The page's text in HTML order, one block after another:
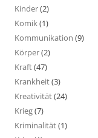
Kinder(2)
Komik(1)
Kommunikation (9)
Körper(2)
Kraft(47)
Krankheit(3)
Kreativität(24)
Krieg(7)
Kriminalität(1)